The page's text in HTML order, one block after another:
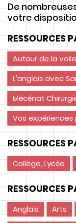
De
votre
RESSOURCES
Autour de la voile
L'anglais avec
Mécénat
Vos
RESSOURCES
Collège, Lycée
RESSOURCES
Anglais Arts